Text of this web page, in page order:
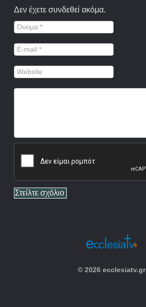
Δεν έχετε συνδεθεί ακόμα.
© 2026 ecclesiatv.gr